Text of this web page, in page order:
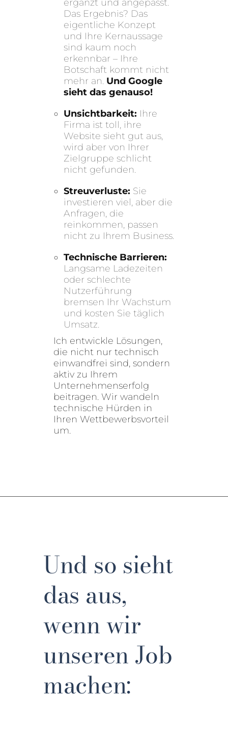
Das Ergebnis? Das
eigentliche Konzept
und Ihre Kernaussage
sind kaum noch
erkennbar – Ihre
Botschaft kommt nicht
mehr an. Und Google
sieht das genauso!
Unsichtbarkeit: Ihre
Firma ist toll, ihre
Website sieht gut aus,
wird aber von Ihrer
Zielgruppe schlicht
nicht gefunden.
Streuverluste: Sie
investieren viel, aber die
Anfragen, die
reinkommen, passen
nicht zu Ihrem Business.
Technische Barrieren:
Langsame Ladezeiten
oder schlechte
Nutzerführung
bremsen Ihr Wachstum
und kosten Sie täglich
Umsatz.
Ich entwickle Lösungen,
die nicht nur technisch
einwandfrei sind, sondern
aktiv zu Ihrem
Unternehmenserfolg
beitragen. Wir wandeln
technische Hürden in
Ihren Wettbewerbsvorteil
um.
Und so sieht
das aus,
wenn wir
unseren Job
machen: